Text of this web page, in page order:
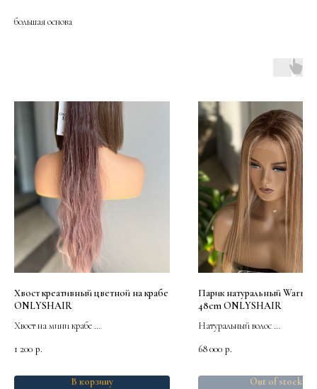
большая основа
Хвост креативный цветной на крабе
ONLYSHAIR
Хвост на мини крабе
Термоволокно
1 200 р.
В корзину
Парик натуральный Warm
48cm ONLYSHAIR
Натуральный волос
Мягкая основа
68 000 р.
Out of stock